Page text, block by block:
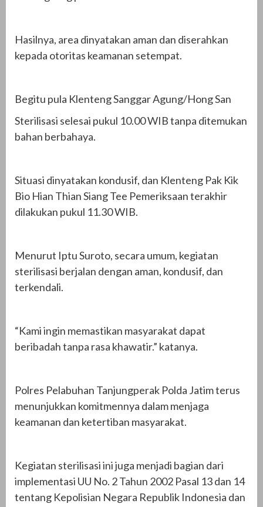
Hasilnya, area dinyatakan aman dan diserahkan
kepada otoritas keamanan setempat.
Begitu pula Klenteng Sanggar Agung/Hong San
Sterilisasi selesai pukul 10.00 WIB tanpa ditemukan
bahan berbahaya.
Situasi dinyatakan kondusif, dan Klenteng Pak Kik
Bio Hian Thian Siang Tee Pemeriksaan terakhir
dilakukan pukul 11.30 WIB.
Menurut Iptu Suroto, secara umum, kegiatan
sterilisasi berjalan dengan aman, kondusif, dan
terkendali.
“Kami ingin memastikan masyarakat dapat
beribadah tanpa rasa khawatir.” katanya.
Polres Pelabuhan Tanjungperak Polda Jatim terus
menunjukkan komitmennya dalam menjaga
keamanan dan ketertiban masyarakat.
Kegiatan sterilisasi ini juga menjadi bagian dari
implementasi UU No. 2 Tahun 2002 Pasal 13 dan 14
tentang Kepolisian Negara Republik Indonesia dan